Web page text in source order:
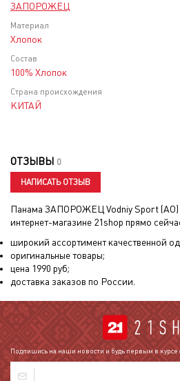
ЗАПОРОЖЕЦ
Материал
Хлопок
Состав
100% Хлопок
Страна происхождения
КИТАЙ
ОТЗЫВЫ 0
НАПИСАТЬ ОТЗЫВ
Панама ЗАПОРОЖЕЦ Vodniy Sport (AO)
интернет-магазине 21shop прямо
широкий ассортимент качественной
оригинальные товары;
цена 1990 руб;
доставка заказов по России.
Подпишись на наши новости и будь первым в курсе